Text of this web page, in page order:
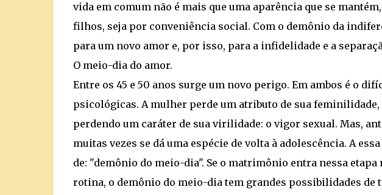
vida em comum não é mais que uma aparência que se
filhos, seja por conveniência social. Com o demônio da
para um novo amor e, por isso, para a infidelidade e a
O meio-dia do amor.
Entre os 45 e 50 anos surge um novo perigo. Em ambos é o
psicológicas. A mulher perde um atributo de sua feminilidade,
perdendo um caráter de sua virilidade: o vigor sexual. Mas,
muitas vezes se dá uma espécie de volta à adolescência. A
de: "demônio do meio-dia". Se o matrimônio entra nessa
rotina, o demônio do meio-dia tem grandes possibilidades de